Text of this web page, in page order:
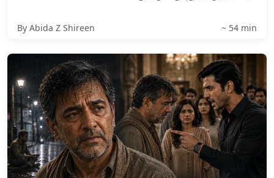
By Abida Z Shireen ~ 54 min